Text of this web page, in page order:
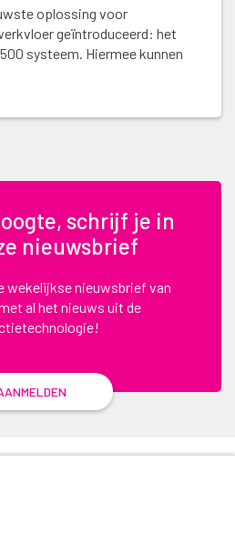
oplossing voor
geïntroduceerd: het
systeem. Hiermee kunnen
schrijf je in
nieuwsbrief
wekelijkse nieuwsbrief van
al het nieuws uit de